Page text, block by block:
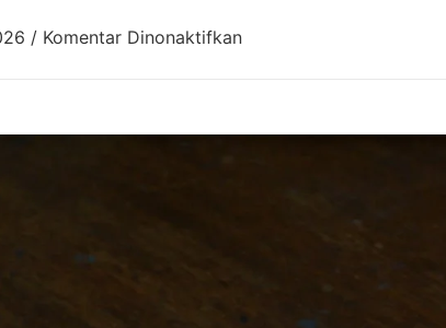
/ Komentar Dinonaktifkanpada Harga Aqiqah